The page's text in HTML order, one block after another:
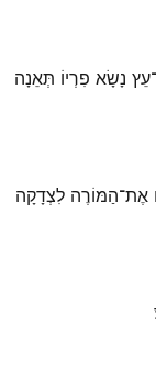
נָשָׂא פִרְיוֹ תְּאֵנָה
אֶת־הַמּוֹרֶה לִצְדָקָה